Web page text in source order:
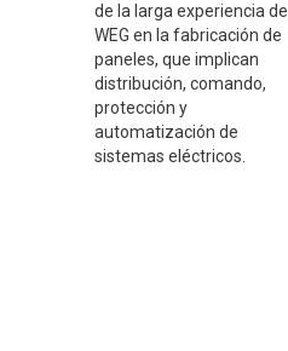
de la larga experiencia de
WEG en la fabricación de
paneles, que implican
distribución, comando,
protección y
automatización de
sistemas eléctricos.